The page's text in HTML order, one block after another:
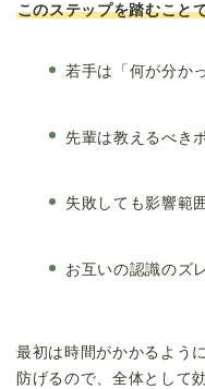
このステップを踏むこと
若手は「何が分か
先輩は教えるべき
失敗しても影響範
お互いの認識のズ
最初は時間がかかるよう
防げるので、全体として